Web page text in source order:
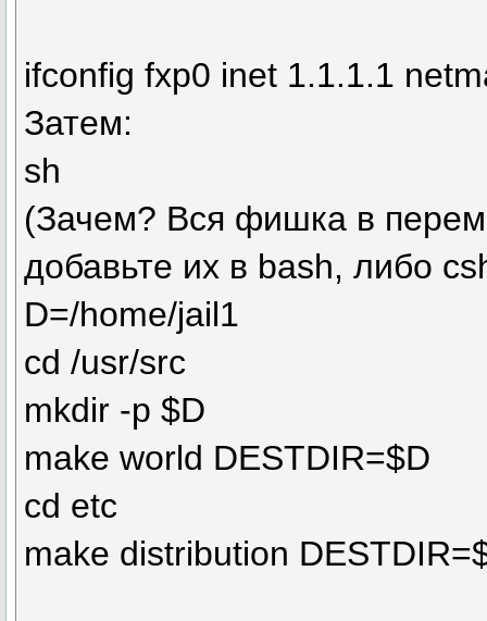
ifconfig fxp0 inet 1.1.1.1
Затем:
sh
(Зачем? Вся фишка в
добавьте их в bash, либо
D=/home/jail1
cd /usr/src
mkdir -p $D
make world DESTDIR=$D
cd etc
make distribution